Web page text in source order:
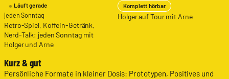
Läuft gerade
jeden Sonntag
Retro-Spiel, Koffein-Getränk,
Nerd-Talk: jeden Sonntag mit
Holger und Arne
Komplett hörbar
Holger auf Tour mit Arne
Kurz & gut
Persönliche Formate in kleiner Dosis: Prototypen, Positives und